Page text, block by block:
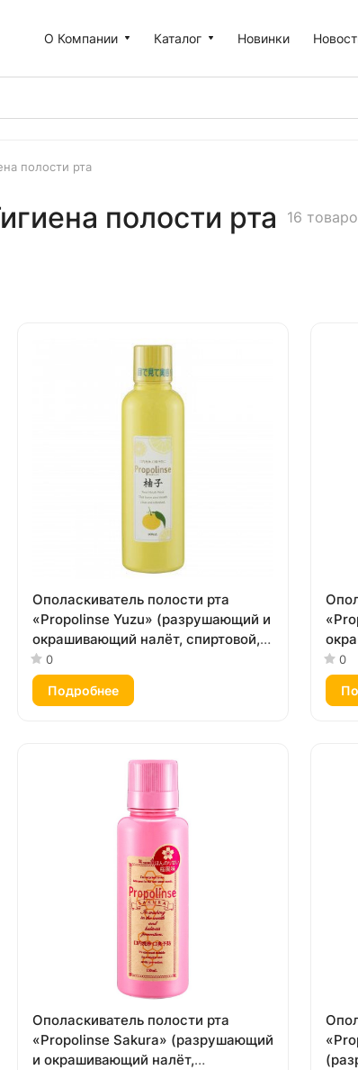
О Компании Каталог Новинки
полости рта
полости рта 16
Ополаскиватель полости рта
«Propolinse Yuzu» (разрушающий и
окрашивающий налёт, спиртовой,
вкус «Юдзу») 600 мл
0
Подробнее
0
Ополаскиватель полости рта
«Propolinse Sakura» (разрушающий
и окрашивающий налёт,